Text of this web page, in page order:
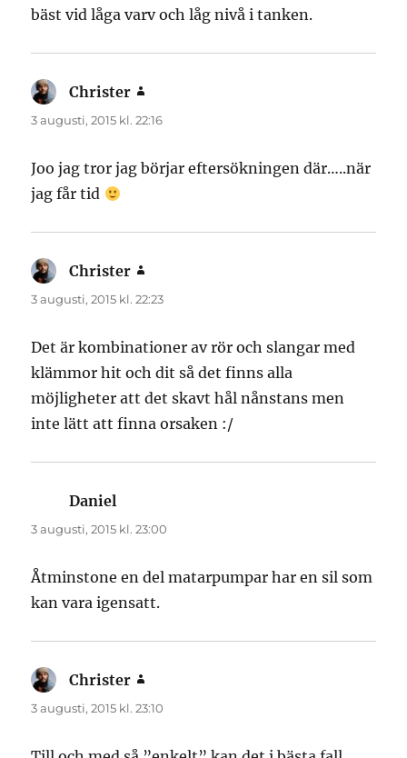
bäst vid låga varv och låg nivå i tanken.
Christer
3 augusti, 2015 kl. 22:16
Joo jag tror jag börjar eftersökningen där…..när
jag får tid
Christer
3 augusti, 2015 kl. 22:23
Det är kombinationer av rör och slangar med
klämmor hit och dit så det finns alla
möjligheter att det skavt hål nånstans men
inte lätt att finna orsaken :/
Daniel
3 augusti, 2015 kl. 23:00
Åtminstone en del matarpumpar har en sil som
kan vara igensatt.
Christer
3 augusti, 2015 kl. 23:10